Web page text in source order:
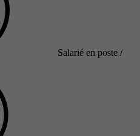
Salarié en poste /